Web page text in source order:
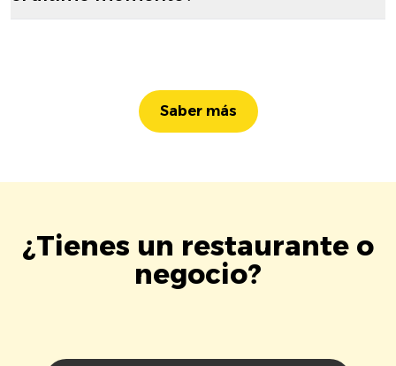
Saber más
¿Tienes un restaurante o
negocio?